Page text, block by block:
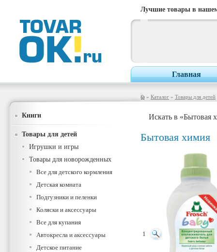
Лучшие товары в
Главная
» Каталог » Товары для детей
Книги
Товары для детей
Игрушки и игры
Товары для новорожденных
Все для детского кормления
Детская комната
Подгузники и пеленки
Коляски и аксессуары
Все для купания
Автокресла и аксессуары
Детское питание
Искать в «Бытовая
Бытовая химия
1